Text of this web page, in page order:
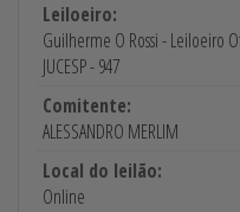
Leiloeiro:
Guilherme O Rossi - Leiloeiro
JUCESP - 947
Comitente:
ALESSANDRO MERLIM
Local do leilão:
Online